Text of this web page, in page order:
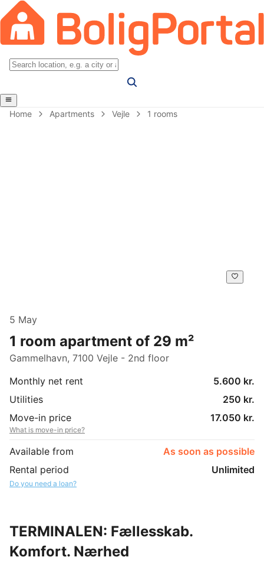
Home Apartments Vejle 1 rooms
5 May
1 room apartment of 29 m²
Gammelhavn, 7100 Vejle - 2nd floor
Monthly net rent
5.600 kr.
Utilities
250 kr.
Move-in price
17.050 kr.
What is move-in price?
Available from
As soon as possible
Rental period
Unlimited
Do you need a loan?
TERMINALEN: Fællesskab.
Komfort. Nærhed